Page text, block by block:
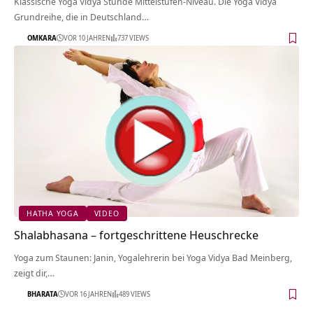
Grundreihe, die in Deutschland…
OMKARA VOR 10 JAHREN 737 VIEWS
HATHA YOGA VIDEO
Shalabhasana – fortgeschrittene Heuschrecke
Yoga zum Staunen: Janin, Yogalehrerin bei Yoga Vidya Bad Meinberg,
zeigt dir,…
BHARATA VOR 16 JAHREN 489 VIEWS